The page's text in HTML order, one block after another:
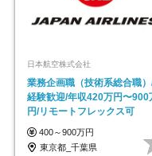
日本航空株式会社
業務企画職（技術系総合職
経験歓迎/年収420万円〜900
円/リモートフレックス可
400～900万円
東京都_千葉県